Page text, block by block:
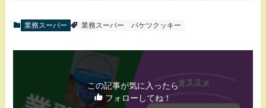
業務スーパー 業務スーパー バケツクッキー
この記事が気に入ったら
フォローしてね！